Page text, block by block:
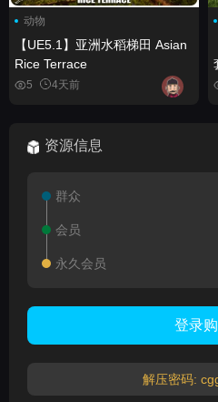
动物
【UE5.1】亚洲水稻梯田 Asian
Rice Terrace
5 4天前
资源信息
群众
会员
永久会员
登录
解压密码: